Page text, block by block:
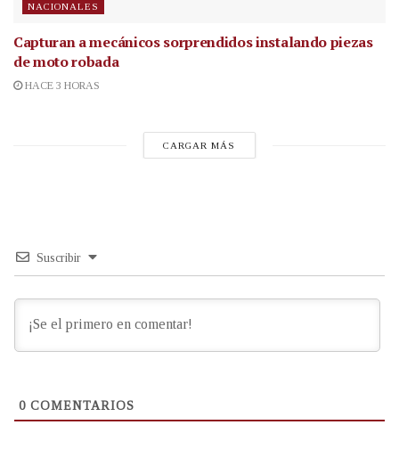
NACIONALES
Capturan a mecánicos sorprendidos instalando piezas
de moto robada
HACE 3 HORAS
CARGAR MÁS
Suscribir
0 COMENTARIOS